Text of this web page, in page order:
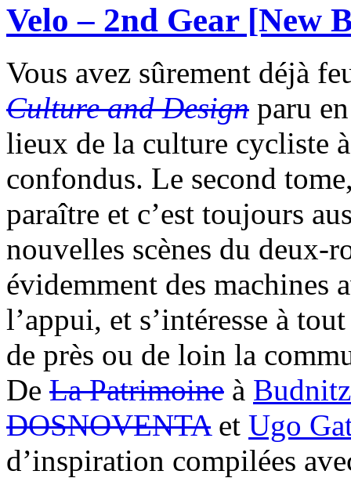
Velo – 2nd Gear [New
Vous avez sûrement déjà
Culture and Design paru
lieux de la culture cycliste
confondus. Le second
paraître et c’est toujours
nouvelles scènes du deux-
évidemment des machines
l’appui, et s’intéresse à
de près ou de loin la
De La Patrimoine à
DOSNOVENTAet Ugo
d’inspiration compilées